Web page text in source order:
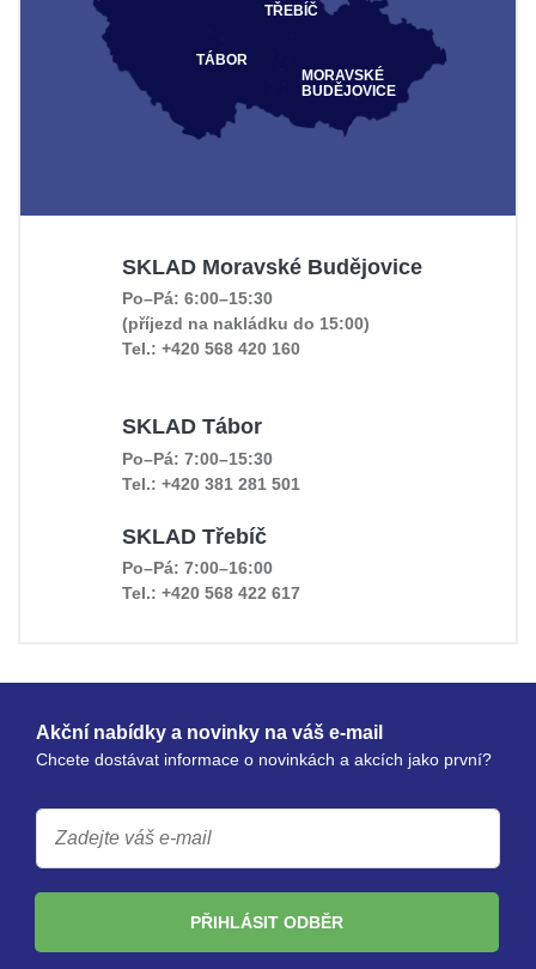
MORAVSKÉ
BUDĚJOVICE
TÁBOR
TŘEBÍČ
SKLAD Moravské Budějovice
Po–Pá: 6:00–15:30
(příjezd na nakládku do 15:00)
Tel.: +420 568 420 160
SKLAD Tábor
Po–Pá: 7:00–15:30
Tel.: +420 381 281 501
SKLAD Třebíč
Po–Pá: 7:00–16:00
Tel.: +420 568 422 617
Akční nabídky a novinky na váš e-mail
Chcete dostávat informace o novinkách a akcích jako první?
PŘIHLÁSIT ODBĚR